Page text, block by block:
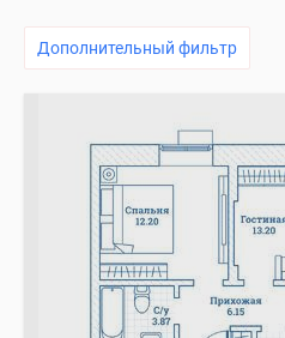
Дополнительный фильтр